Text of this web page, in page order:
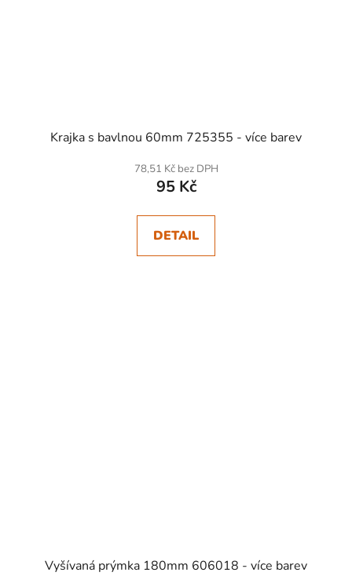
Krajka s bavlnou 60mm 725355 - více barev
78,51 Kč bez DPH
95 Kč
DETAIL
Vyšívaná prýmka 180mm 606018 - více barev